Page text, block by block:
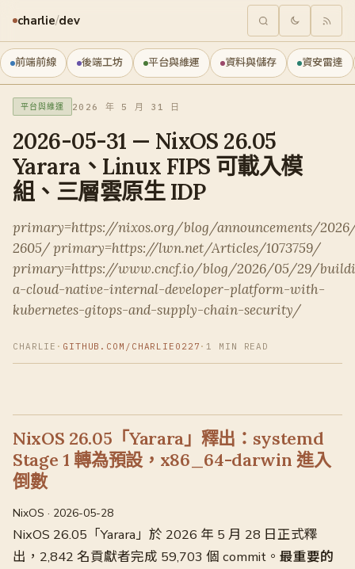
charlie/dev
前端前線 後端工坊 平台與維運 資料與儲存 資安雷達
平台與維運 2026 年 5 月 31 日
2026-05-31 — NixOS 26.05
Yarara、Linux FIPS 可載入模
組、三層雲原生 IDP
primary=https://nixos.org/blog/announcements/
2605/ primary=https://lwn.net/Articles/1073759/
primary=https://www.cncf.io/blog/2026/05/29/
a-cloud-native-internal-developer-platform-with-
kubernetes-gitops-and-supply-chain-security/
CHARLIE · GITHUB.COM/CHARLIE0227 · 1 MIN READ
NixOS 26.05「Yarara」釋出：systemd
Stage 1 轉為預設，x86_64-darwin 進入
倒數
NixOS · 2026-05-28
NixOS 26.05「Yarara」於 2026 年 5 月 28 日正式釋
出，2,842 名貢獻者完成 59,703 個 commit。 最重要的